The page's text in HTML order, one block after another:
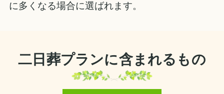
に多くなる場合に選ばれます。
二日葬プランに含まれるもの